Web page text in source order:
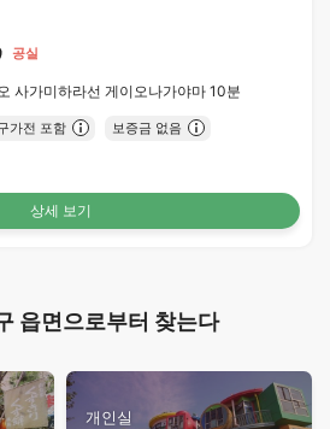
공실
사가미하라선 게이오나가야마 10분
가전 포함 보증금 없음
상세 보기
읍면으로부터 찾는다
개인실